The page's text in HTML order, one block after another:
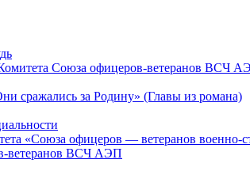
Союза офицеров-ветеранов ВСЧ
сражались за Родину» (Главы из романа)
«Союза офицеров — ветеранов
ветеранов ВСЧ АЭП